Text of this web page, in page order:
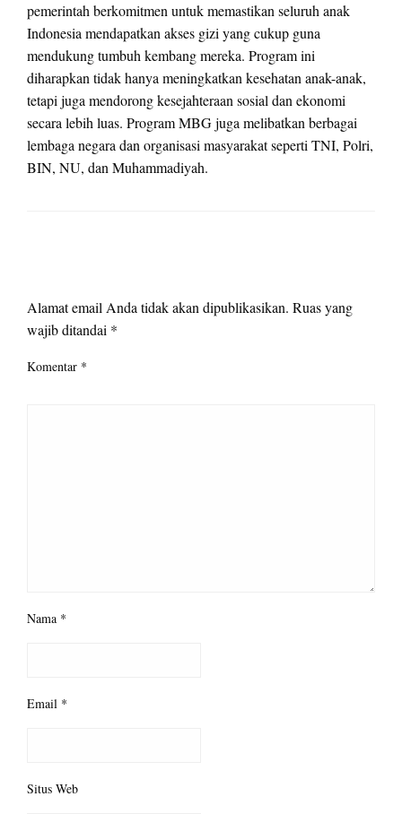
pemerintah berkomitmen untuk memastikan seluruh anak
Indonesia mendapatkan akses gizi yang cukup guna
mendukung tumbuh kembang mereka. Program ini
diharapkan tidak hanya meningkatkan kesehatan anak-anak,
tetapi juga mendorong kesejahteraan sosial dan ekonomi
secara lebih luas. Program MBG juga melibatkan berbagai
lembaga negara dan organisasi masyarakat seperti TNI, Polri,
BIN, NU, dan Muhammadiyah.
Alamat email Anda tidak akan dipublikasikan. Ruas yang
wajib ditandai *
Komentar *
Nama *
Email *
Situs Web